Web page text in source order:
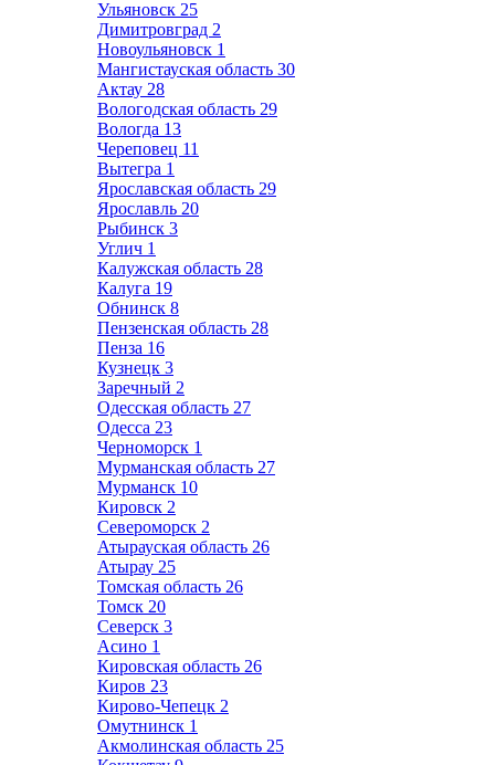
Ульяновск 25
Димитровград 2
Новоульяновск 1
Мангистауская область 30
Актау 28
Вологодская область 29
Вологда 13
Череповец 11
Вытегра 1
Ярославская область 29
Ярославль 20
Рыбинск 3
Углич 1
Калужская область 28
Калуга 19
Обнинск 8
Пензенская область 28
Пенза 16
Кузнецк 3
Заречный 2
Одесская область 27
Одесса 23
Черноморск 1
Мурманская область 27
Мурманск 10
Кировск 2
Североморск 2
Атырауская область 26
Атырау 25
Томская область 26
Томск 20
Северск 3
Асино 1
Кировская область 26
Киров 23
Кирово-Чепецк 2
Омутнинск 1
Акмолинская область 25